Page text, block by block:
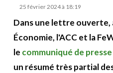
25 février 2024 à 18:19
Dans une lettre ouverte,
Économie, l'ACC et la
le communiqué de presse
un résumé très partial